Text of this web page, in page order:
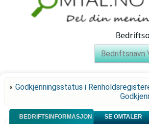
« Godkjenningsstatus i
BEDRIFTSINFORMASJON SE OMTALER